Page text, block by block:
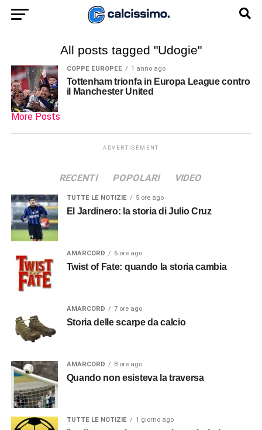
All posts tagged "Udogie"
COPPE EUROPEE 1 anno ago
Tottenham trionfa in Europa League contro
il Manchester United
More Posts
ADVERTISEMENT
RECENTI POPOLARI VIDEO
TUTTE LE NOTIZIE 5 ore ago
El Jardinero: la storia di Julio Cruz
AMARCORD 6 ore ago
Twist of Fate: quando la storia cambia
AMARCORD 7 ore ago
Storia delle scarpe da calcio
AMARCORD 8 ore ago
Quando non esisteva la traversa
TUTTE LE NOTIZIE 1 giorno ago